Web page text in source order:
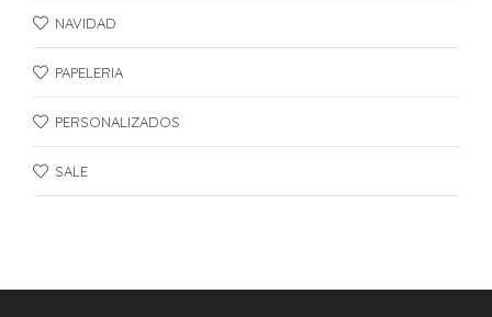
NAVIDAD
PAPELERIA
PERSONALIZADOS
SALE